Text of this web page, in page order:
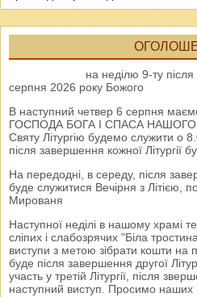
на неділю 9-ту
серпня 2026 року Божого
В наступний четвер 6 серпня
ГОСПОДА БОГА І СПАСА НАШОГО
Святу Літургію будемо служити о
після завершення кожної Літургії
На передодні, в середу, після
буде служитися Вечірня з Літією,
Мированя
Наступної неділі в нашому храмі
сліпих і слабозрячих "Біла
виступи з метою зібрати кошти
буде після завершення другої
участь у третій Літургії, після
наступний виступ. Просимо наших